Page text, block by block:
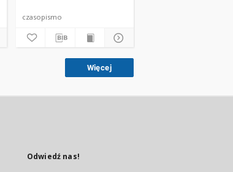
czasopismo
Więcej
Odwiedź nas!